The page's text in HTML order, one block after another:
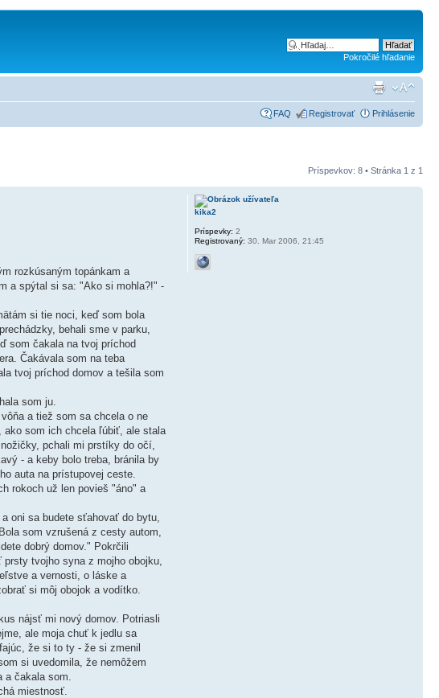
Pokročilé hľadanie
FAQ Registrovať Prihlásenie
Príspevkov: 8 • Stránka 1 z 1
rozkúsaným topánkam a
a spýtal si sa: "Ako si mohla?!" -
si tie noci, keď som bola
behali sme v parku,
som čakala na tvoj príchod
Čakávala som na teba
tvoj príchod domov a tešila som
som ju.
a tiež som sa chcela o ne
som ich chcela ľúbiť, ale stala
pchali mi prstíky do očí,
- a keby bolo treba, bránila by
auta na prístupovej ceste.
rokoch už len povieš "áno" a
oni sa budete sťahovať do bytu,
som vzrušená z cesty autom,
dobrý domov." Pokrčili
tvojho syna z mojho obojku,
a vernosti, o láske a
si môj obojok a vodítko.
nájsť mi nový domov. Potriasli
ale moja chuť k jedlu sa
že si to ty - že si zmenil
si uvedomila, že nemôžem
čakala som.
miestnosť.
kika2
Príspevky: 2
Registrovaný: 30. Mar 2006, 21:45